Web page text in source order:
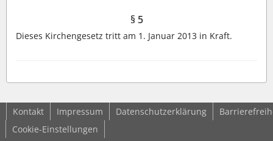
§ 5
Dieses Kirchengesetz tritt am 1. Januar 2013 in Kraft.
Kontakt Impressum Datenschutzerklärung
Cookie-Einstellungen